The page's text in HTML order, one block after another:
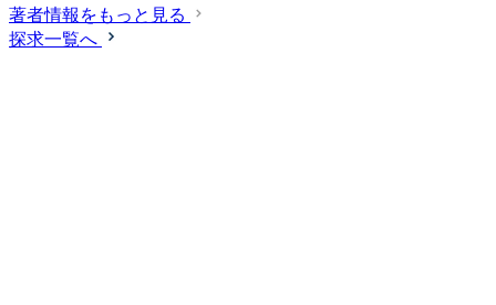
著者情報をもっと見る
探求一覧へ